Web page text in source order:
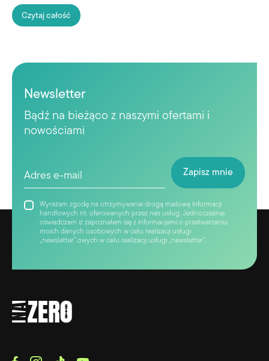
Czytaj całość
Newsletter
Bądź na bieżąco z naszymi ofertami i
nowościami
Wyrażam zgodę na otrzymywanie drogą mailową informacji
handlowych nt. oferowanych przez nas usług. Jednocześnie
oświadczam iż zapoznałem się z informacjami o przetwarzaniu
moich danych osobowych w celu realizacji usługi
„newsletter”.owych w celu realizacji usługi „newsletter”.